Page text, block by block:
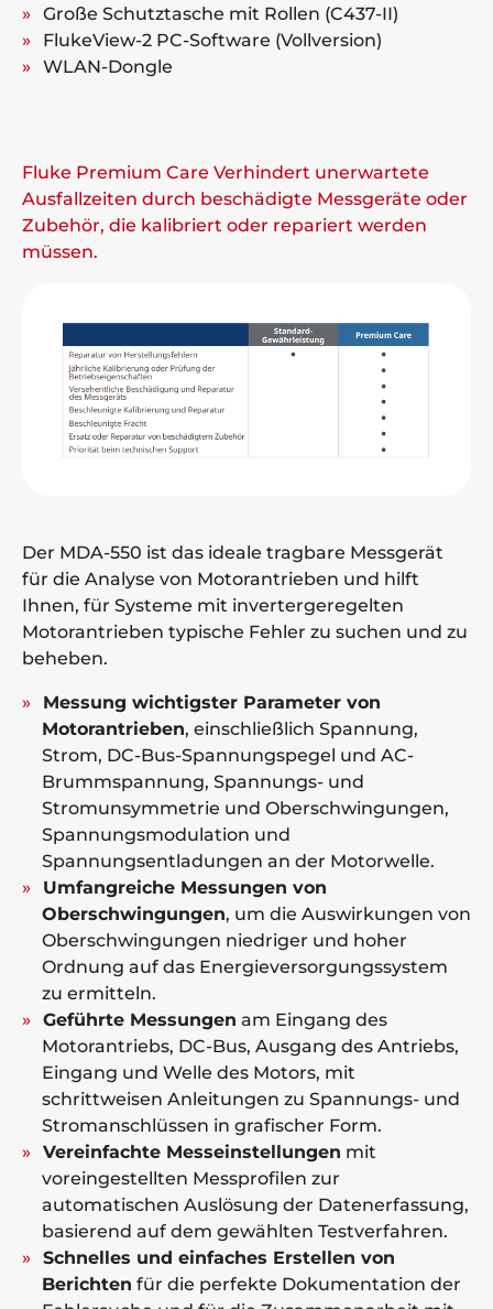
Große Schutztasche mit Rollen (C437-II)
FlukeView-2 PC-Software (Vollversion)
WLAN-Dongle
Fluke Premium Care Verhindert unerwartete
Ausfallzeiten durch beschädigte Messgeräte oder
Zubehör, die kalibriert oder repariert werden
müssen.
Der MDA-550 ist das ideale tragbare Messgerät
für die Analyse von Motorantrieben und hilft
Ihnen, für Systeme mit invertergeregelten
Motorantrieben typische Fehler zu suchen und zu
beheben.
Messung wichtigster Parameter von
Motorantrieben, einschließlich Spannung,
Strom, DC-Bus-Spannungspegel und AC-
Brummspannung, Spannungs- und
Stromunsymmetrie und Oberschwingungen,
Spannungsmodulation und
Spannungsentladungen an der Motorwelle.
Umfangreiche Messungen von
Oberschwingungen, um die Auswirkungen von
Oberschwingungen niedriger und hoher
Ordnung auf das Energieversorgungssystem
zu ermitteln.
Geführte Messungen am Eingang des
Motorantriebs, DC-Bus, Ausgang des Antriebs,
Eingang und Welle des Motors, mit
schrittweisen Anleitungen zu Spannungs- und
Stromanschlüssen in grafischer Form.
Vereinfachte Messeinstellungen mit
voreingestellten Messprofilen zur
automatischen Auslösung der Datenerfassung,
basierend auf dem gewählten Testverfahren.
Schnelles und einfaches Erstellen von
Berichten für die perfekte Dokumentation der